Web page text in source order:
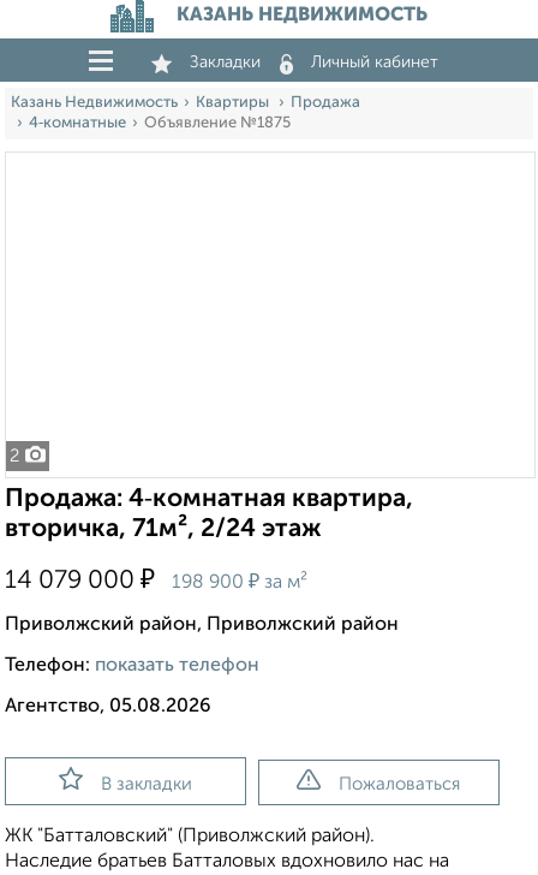
КАЗАНЬ НЕДВИЖИМОСТЬ
Закладки Личный кабинет
Казань Недвижимость Квартиры
Продажа
4‑комнатные
Объявление №1875
2
Продажа: 4‑комнатная квартира,
вторичка, 71м², 2/24 этаж
14 079 000 ₽ 198 900 ₽ за м²
Приволжский район, Приволжский район
Телефон: показать телефон
Агентство, 05.08.2026
В закладки Пожаловаться
ЖК "Батталовский" (Приволжский район).
Наследие братьев Батталовых вдохновило нас на